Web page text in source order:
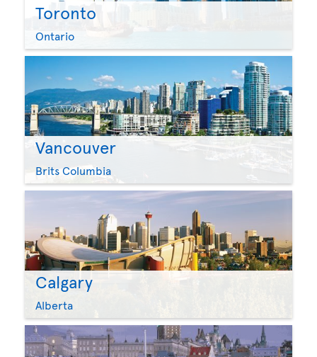
Toronto
Ontario
Vancouver
Brits Columbia
Calgary
Alberta